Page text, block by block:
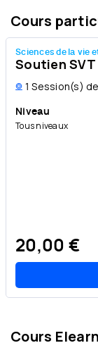
Cours
Sciences de la vie
Soutien SVT
1 Session(s) de
Niveau
Tous niveaux
20,00 €
Cours